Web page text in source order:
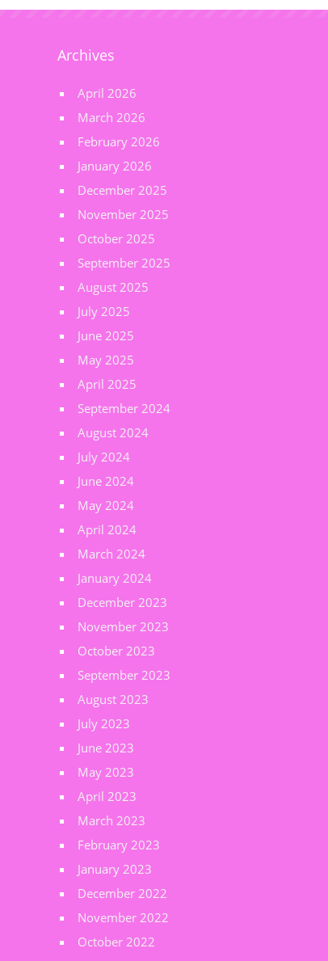
Archives
April 2026
March 2026
February 2026
January 2026
December 2025
November 2025
October 2025
September 2025
August 2025
July 2025
June 2025
May 2025
April 2025
September 2024
August 2024
July 2024
June 2024
May 2024
April 2024
March 2024
January 2024
December 2023
November 2023
October 2023
September 2023
August 2023
July 2023
June 2023
May 2023
April 2023
March 2023
February 2023
January 2023
December 2022
November 2022
October 2022